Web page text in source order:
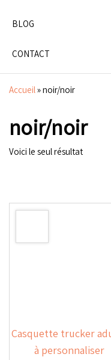
BLOG
CONTACT
Accueil»noir/noir
noir/noir
Voici le seul résultat
Casquette trucker
à personnaliser